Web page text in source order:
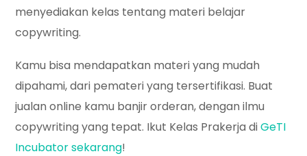
menyediakan kelas tentang materi belajar
copywriting.
Kamu bisa mendapatkan materi yang mudah
dipahami, dari pemateri yang tersertifikasi. Buat
jualan online kamu banjir orderan, dengan ilmu
copywriting yang tepat. Ikut Kelas Prakerja diGeTI
Incubator sekarang!